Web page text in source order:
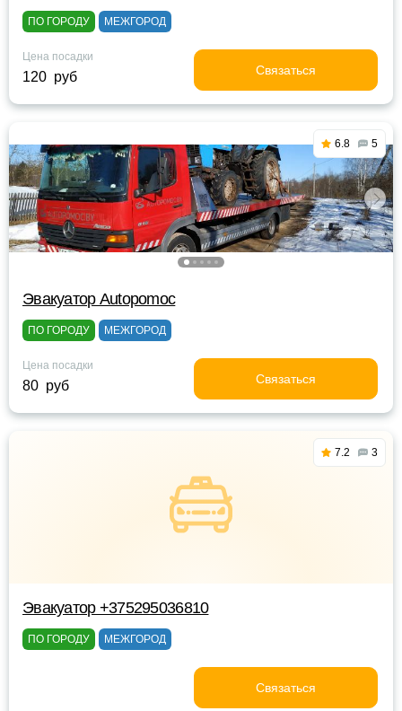
ПО ГОРОДУ МЕЖГОРОД
Цена посадки
120 руб Связаться
6.8 5
Эвакуатор Autopomoc
ПО ГОРОДУ МЕЖГОРОД
Цена посадки
80 руб Связаться
7.2 3
Эвакуатор +375295036810
ПО ГОРОДУ МЕЖГОРОД
Связаться